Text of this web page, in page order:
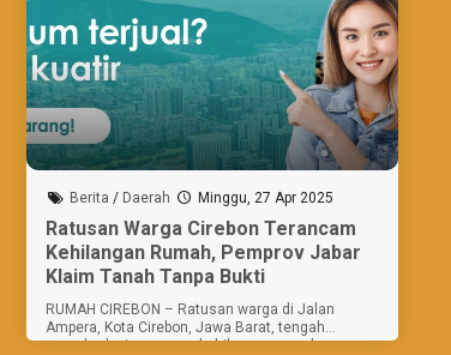
Berita / Daerah Minggu, 27 Apr 2025
Ratusan Warga Cirebon Terancam
Kehilangan Rumah, Pemprov Jabar
Klaim Tanah Tanpa Bukti
RUMAH CIREBON – Ratusan warga di Jalan
Ampera, Kota Cirebon, Jawa Barat, tengah
menghadapi ancaman kehilangan rumah yang